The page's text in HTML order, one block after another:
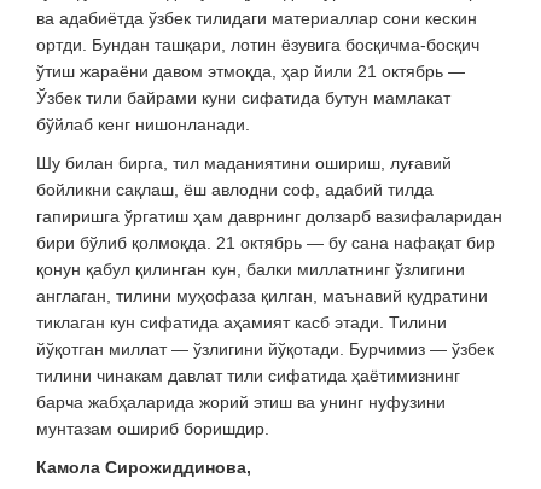
ва адабиётда ўзбек тилидаги материаллар сони кескин
ортди. Бундан ташқари, лотин ёзувига босқичма-босқич
ўтиш жараёни давом этмоқда, ҳар йили 21 октябрь —
Ўзбек тили байрами куни сифатида бутун мамлакат
бўйлаб кенг нишонланади.
Шу билан бирга, тил маданиятини ошириш, луғавий
бойликни сақлаш, ёш авлодни соф, адабий тилда
гапиришга ўргатиш ҳам даврнинг долзарб вазифаларидан
бири бўлиб қолмоқда. 21 октябрь — бу сана нафақат бир
қонун қабул қилинган кун, балки миллатнинг ўзлигини
англаган, тилини муҳофаза қилган, маънавий қудратини
тиклаган кун сифатида аҳамият касб этади. Тилини
йўқотган миллат — ўзлигини йўқотади. Бурчимиз — ўзбек
тилини чинакам давлат тили сифатида ҳаётимизнинг
барча жабҳаларида жорий этиш ва унинг нуфузини
мунтазам ошириб боришдир.
Камола Сирожиддинова,